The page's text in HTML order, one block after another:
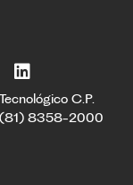
C.P.
(81) 8358-2000